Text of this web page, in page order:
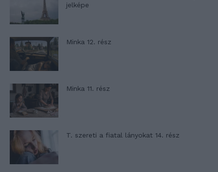
jelképe
Minka 12. rész
Minka 11. rész
T. szereti a fiatal lányokat 14. rész